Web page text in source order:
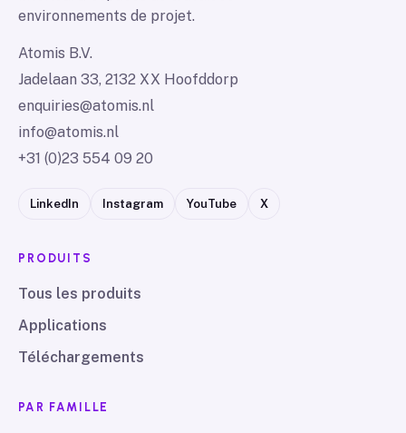
environnements de projet.
Atomis B.V.
Jadelaan 33, 2132 XX Hoofddorp
enquiries@atomis.nl
info@atomis.nl
+31 (0)23 554 09 20
LinkedIn Instagram YouTube X
PRODUITS
Tous les produits
Applications
Téléchargements
PAR FAMILLE